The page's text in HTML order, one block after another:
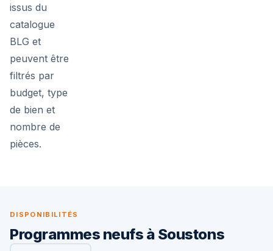
issus du
catalogue
BLG et
peuvent être
filtrés par
budget, type
de bien et
nombre de
pièces.
DISPONIBILITÉS
Programmes neufs à Soustons